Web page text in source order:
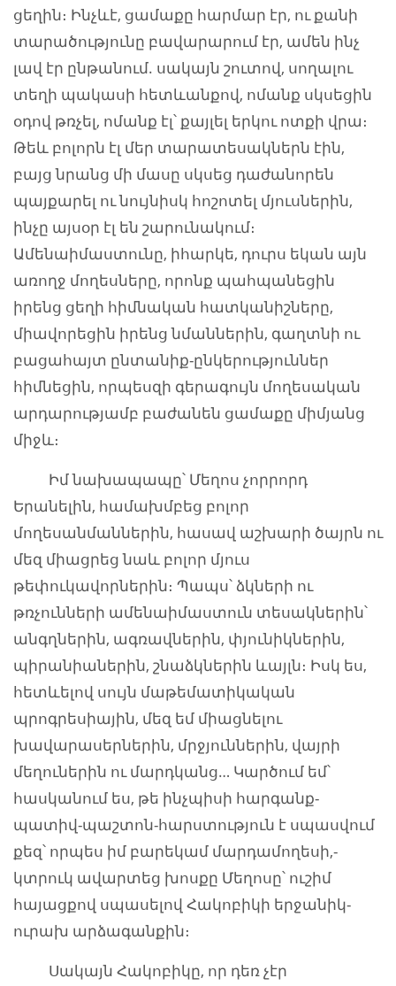
ցեղին։ Ինչևէ, ցամաքը հարմար էր, ու քանի
տարածությունը բավարարում էր, ամեն ինչ
լավ էր ընթանում. սակայն շուտով, սողալու
տեղի պակասի հետևանքով, ոմանք սկսեցին
օդով թռչել, ոմանք էլ՝ քայլել երկու ոտքի վրա։
Թեև բոլորն էլ մեր տարատեսակներն էին,
բայց նրանց մի մասը սկսեց դաժանորեն
պայքարել ու նույնիսկ հոշոտել մյուսներին,
ինչը այսօր էլ են շարունակում։
Ամենաիմաստունը, իհարկե, դուրս եկան այն
առողջ մողեսները, որոնք պահպանեցին
իրենց ցեղի հիմնական հատկանիշները,
միավորեցին իրենց նմաններին, գաղտնի ու
բացահայտ ընտանիք-ընկերություններ
հիմնեցին, որպեսզի գերագույն մողեսական
արդարությամբ բաժանեն ցամաքը միմյանց
միջև։
Իմ նախապապը՝ Մեղոս չորրորդ
Երանելին, համախմբեց բոլոր
մողեսանմաններին, հասավ աշխարի ծայրն ու
մեզ միացրեց նաև բոլոր մյուս
թեփուկավորներին։ Պապս՝ ձկների ու
թռչունների ամենաիմաստուն տեսակներին՝
անգղներին, ագռավներին, փյունիկներին,
պիրանիաներին, շնաձկներին ևայլն։ Իսկ ես,
հետևելով սույն մաթեմատիկական
պրոգրեսիային, մեզ եմ միացնելու
խավարասերներին, մրջյուններին, վայրի
մեղուներին ու մարդկանց… Կարծում եմ՝
հասկանում ես, թե ինչպիսի հարգանք-
պատիվ-պաշտոն-հարստություն է սպասվում
քեզ՝ որպես իմ բարեկամ մարդամողեսի,-
կտրուկ ավարտեց խոսքը Մեղոսը՝ ուշիմ
հայացքով սպասելով Հակոբիկի երջանիկ-
ուրախ արձագանքին։
Սակայն Հակոբիկը, որ դեռ չէր